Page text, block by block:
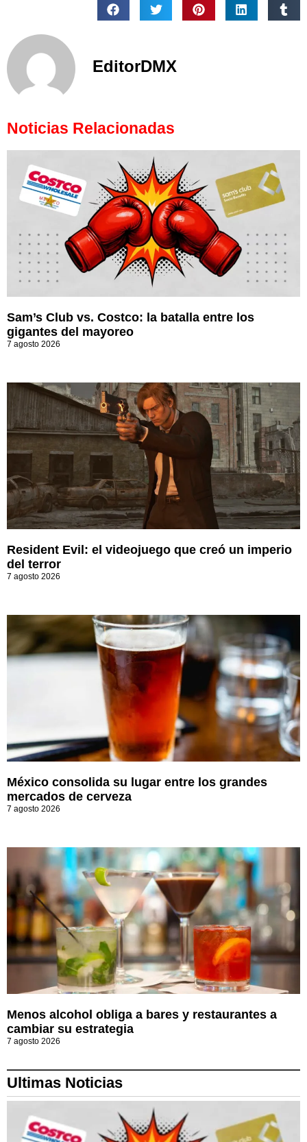
EditorDMX
Noticias Relacionadas
Sam’s Club vs. Costco: la batalla entre los
gigantes del mayoreo
7 agosto 2026
Resident Evil: el videojuego que creó un imperio
del terror
7 agosto 2026
México consolida su lugar entre los grandes
mercados de cerveza
7 agosto 2026
Menos alcohol obliga a bares y restaurantes a
cambiar su estrategia
7 agosto 2026
Ultimas Noticias